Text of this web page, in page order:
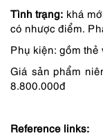
Tình trạng: khá
có nhược điểm.
Phụ kiện: gồm
Giá sản phẩm
8.800.000đ
Reference links: